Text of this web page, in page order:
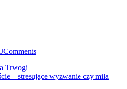
JComments
Trwogi
– stresujące wyzwanie czy miła